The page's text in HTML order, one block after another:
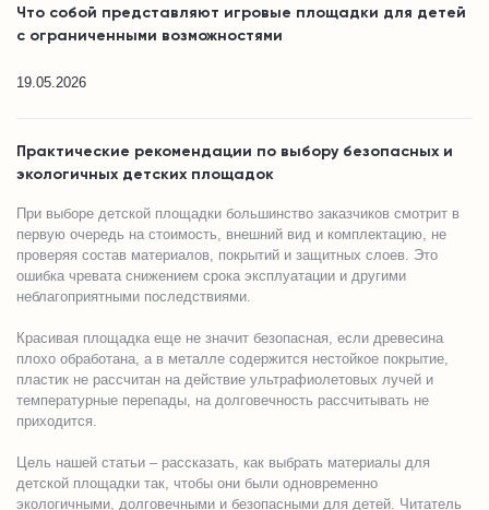
Что собой представляют игровые площадки для детей
с ограниченными возможностями
19.05.2026
Практические рекомендации по выбору безопасных и
экологичных детских площадок
При выборе детской площадки большинство заказчиков смотрит в
первую очередь на стоимость, внешний вид и комплектацию, не
проверяя состав материалов, покрытий и защитных слоев. Это
ошибка чревата снижением срока эксплуатации и другими
неблагоприятными последствиями.
Красивая площадка еще не значит безопасная, если древесина
плохо обработана, а в металле содержится нестойкое покрытие,
пластик не рассчитан на действие ультрафиолетовых лучей и
температурные перепады, на долговечность рассчитывать не
приходится.
Цель нашей статьи – рассказать, как выбрать материалы для
детской площадки так, чтобы они были одновременно
экологичными, долговечными и безопасными для детей. Читатель